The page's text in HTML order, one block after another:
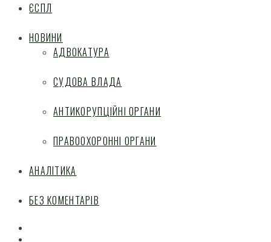
ЄСПЛ
НОВИНИ
АДВОКАТУРА
СУДОВА ВЛАДА
АНТИКОРУПЦІЙНІ ОРГАНИ
ПРАВООХОРОННІ ОРГАНИ
АНАЛІТИКА
БЕЗ КОМЕНТАРІВ